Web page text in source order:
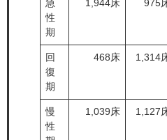
急
性
期
1,944床 975
回
復
期
468床 1,314
慢
性
1,039床 1,127